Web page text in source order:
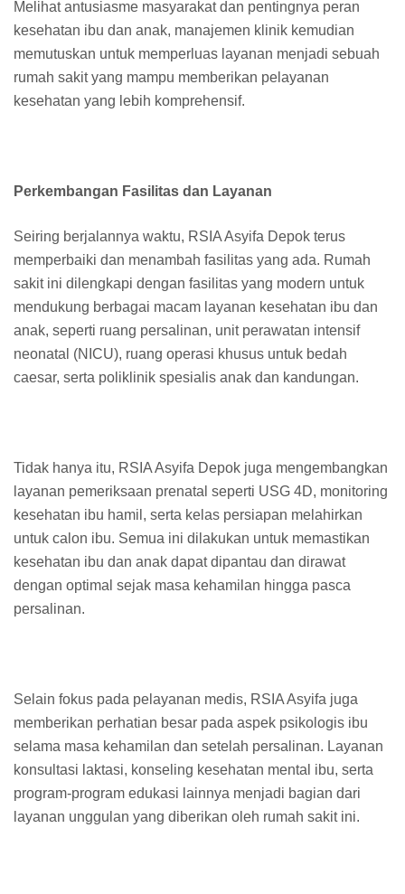
Melihat antusiasme masyarakat dan pentingnya peran
kesehatan ibu dan anak, manajemen klinik kemudian
memutuskan untuk memperluas layanan menjadi sebuah
rumah sakit yang mampu memberikan pelayanan
kesehatan yang lebih komprehensif.
Perkembangan Fasilitas dan Layanan
Seiring berjalannya waktu, RSIA Asyifa Depok terus
memperbaiki dan menambah fasilitas yang ada. Rumah
sakit ini dilengkapi dengan fasilitas yang modern untuk
mendukung berbagai macam layanan kesehatan ibu dan
anak, seperti ruang persalinan, unit perawatan intensif
neonatal (NICU), ruang operasi khusus untuk bedah
caesar, serta poliklinik spesialis anak dan kandungan.
Tidak hanya itu, RSIA Asyifa Depok juga mengembangkan
layanan pemeriksaan prenatal seperti USG 4D, monitoring
kesehatan ibu hamil, serta kelas persiapan melahirkan
untuk calon ibu. Semua ini dilakukan untuk memastikan
kesehatan ibu dan anak dapat dipantau dan dirawat
dengan optimal sejak masa kehamilan hingga pasca
persalinan.
Selain fokus pada pelayanan medis, RSIA Asyifa juga
memberikan perhatian besar pada aspek psikologis ibu
selama masa kehamilan dan setelah persalinan. Layanan
konsultasi laktasi, konseling kesehatan mental ibu, serta
program-program edukasi lainnya menjadi bagian dari
layanan unggulan yang diberikan oleh rumah sakit ini.